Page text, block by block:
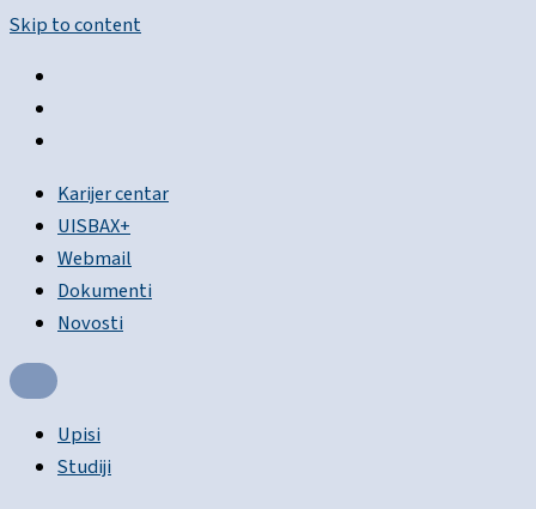
Skip to content
Karijer centar
UISBAX+
Webmail
Dokumenti
Novosti
Upisi
Studiji